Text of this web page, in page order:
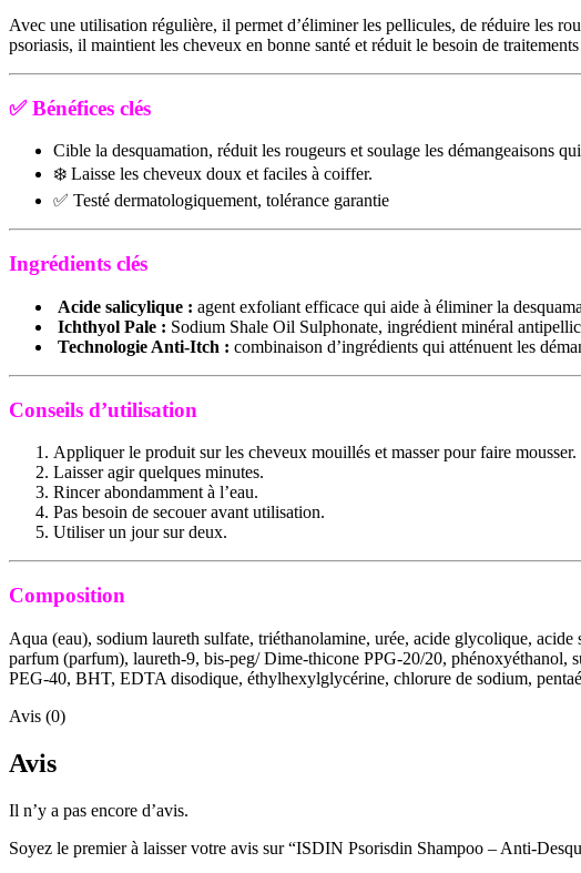
Avec une utilisation régulière, il permet d’éliminer les pellicules, de réduire les
psoriasis, il maintient les cheveux en bonne santé et réduit le besoin de
✅ Bénéfices clés
Cible la desquamation, réduit les rougeurs et soulage les démangeaisons
❄️ Laisse les cheveux doux et faciles à coiffer.
✅ Testé dermatologiquement, tolérance garantie
Ingrédients clés
Acide salicylique : agent exfoliant efficace qui aide à éliminer la
Ichthyol Pale : Sodium Shale Oil Sulphonate, ingrédient minéral
Technologie Anti-Itch : combinaison d’ingrédients qui atténuent les
Conseils d’utilisation
Appliquer le produit sur les cheveux mouillés et masser pour faire mousser.
Laisser agir quelques minutes.
Rincer abondamment à l’eau.
Pas besoin de secouer avant utilisation.
Utiliser un jour sur deux.
Composition
Aqua (eau), sodium laureth sulfate, triéthanolamine, urée, acide glycolique,
parfum (parfum), laureth-9, bis-peg/ Dime-thicone PPG-20/20,
PEG-40, BHT, EDTA disodique, éthylhexylglycérine, chlorure de sodium,
Avis (0)
Avis
Il n’y a pas encore d’avis.
Soyez le premier à laisser votre avis sur “ISDIN Psorisdin Shampoo – Anti-